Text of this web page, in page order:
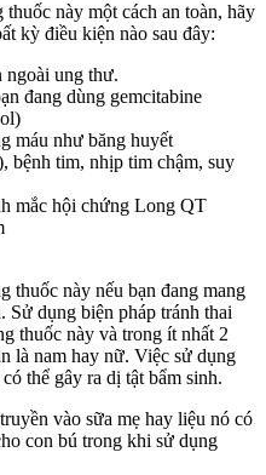
này một cách an toàn, hãy
kỳ điều kiện nào sau đây:
ngoài ung thư.
đang dùng gemcitabine
máu như băng huyết
bệnh tim, nhịp tim chậm, suy
mắc hội chứng Long QT
này nếu bạn đang mang
Sử dụng biện pháp tránh thai
thuốc này và trong ít nhất 2
là nam hay nữ. Việc sử dụng
thể gây ra dị tật bẩm sinh.
vào sữa mẹ hay liệu nó có
con bú trong khi sử dụng